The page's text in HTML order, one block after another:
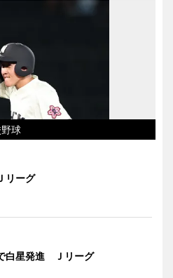
球
リーグ
白星発進 Ｊリーグ